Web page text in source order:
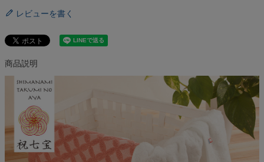
レビューを書く
商品説明